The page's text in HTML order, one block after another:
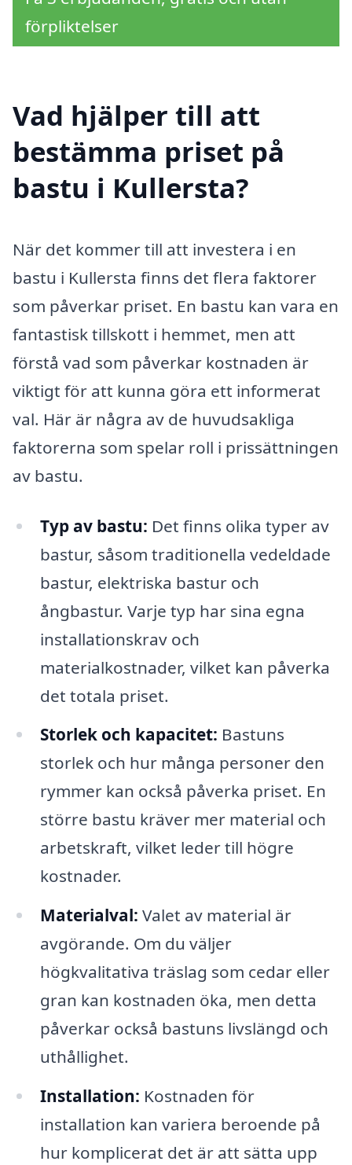
förpliktelser
Vad hjälper till att
bestämma priset på
bastu i Kullersta?
När det kommer till att investera i en
bastu i Kullersta finns det flera faktorer
som påverkar priset. En bastu kan vara en
fantastisk tillskott i hemmet, men att
förstå vad som påverkar kostnaden är
viktigt för att kunna göra ett informerat
val. Här är några av de huvudsakliga
faktorerna som spelar roll i prissättningen
av bastu.
Typ av bastu: Det finns olika typer av
bastur, såsom traditionella vedeldade
bastur, elektriska bastur och
ångbastur. Varje typ har sina egna
installationskrav och
materialkostnader, vilket kan påverka
det totala priset.
Storlek och kapacitet: Bastuns
storlek och hur många personer den
rymmer kan också påverka priset. En
större bastu kräver mer material och
arbetskraft, vilket leder till högre
kostnader.
Materialval: Valet av material är
avgörande. Om du väljer
högkvalitativa träslag som cedar eller
gran kan kostnaden öka, men detta
påverkar också bastuns livslängd och
uthållighet.
Installation: Kostnaden för
installation kan variera beroende på
hur komplicerat det är att sätta upp